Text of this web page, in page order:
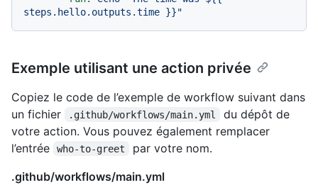
steps.hello.outputs.time }}"
Exemple utilisant une action privée
Copiez le code de l’exemple de workflow suivant dans
un fichier
.github/workflows/main.yml
du dépôt de
votre action. Vous pouvez également remplacer
l’entrée
who-to-greet
par votre nom.
.github/workflows/main.yml